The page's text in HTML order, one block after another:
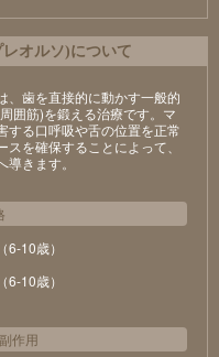
オルソ)について
、歯を直接的に動かす一般的
囲筋)を鍛える治療です。マ
する口呼吸や舌の位置を正常
を確保することによって、
きます。
10歳）
10歳）
副作用